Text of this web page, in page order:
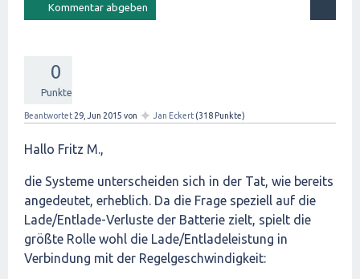
0
Punkte
Beantwortet 29, Jun 2015 von ✦ Jan Eckert (318 Punkte)
Hallo Fritz M.,
die Systeme unterscheiden sich in der Tat, wie bereits
angedeutet, erheblich. Da die Frage speziell auf die
Lade/Entlade-Verluste der Batterie zielt, spielt die
größte Rolle wohl die Lade/Entladeleistung in
Verbindung mit der Regelgeschwindigkeit: